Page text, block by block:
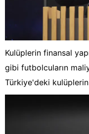
Kulüplerin finansal
gibi futbolcuların
Türkiye'deki kulüplerin